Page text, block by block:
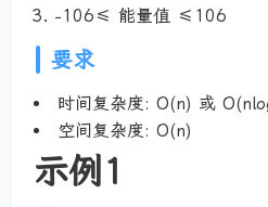
−106≤ 能量值 ≤106
要求
时间复杂度: O(n) 或
空间复杂度: O(n)
示例1